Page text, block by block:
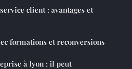
client : avantages et
formations et reconversions
à lyon : il peut